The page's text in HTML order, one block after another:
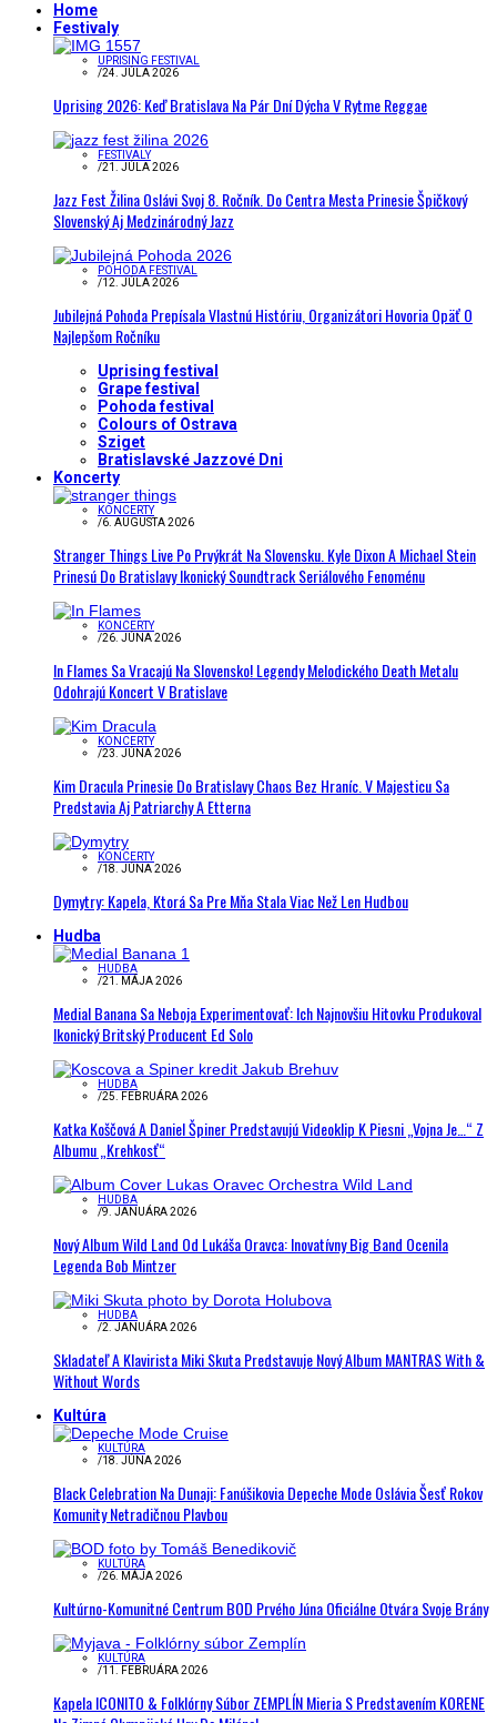
Home
Festivaly
UPRISING FESTIVAL
/24. JÚLA 2026
Uprising 2026: Keď Bratislava Na Pár Dní Dýcha V Rytme Reggae
FESTIVALY
/21. JÚLA 2026
Jazz Fest Žilina Oslávi Svoj 8. Ročník. Do Centra Mesta Prinesie Špičkový
Slovenský Aj Medzinárodný Jazz
POHODA FESTIVAL
/12. JÚLA 2026
Jubilejná Pohoda Prepísala Vlastnú Históriu, Organizátori Hovoria Opäť O
Najlepšom Ročníku
Uprising festival
Grape festival
Pohoda festival
Colours of Ostrava
Sziget
Bratislavské Jazzové Dni
Koncerty
KONCERTY
/6. AUGUSTA 2026
Stranger Things Live Po Prvýkrát Na Slovensku. Kyle Dixon A Michael Stein
Prinesú Do Bratislavy Ikonický Soundtrack Seriálového Fenoménu
KONCERTY
/26. JÚNA 2026
In Flames Sa Vracajú Na Slovensko! Legendy Melodického Death Metalu
Odohrajú Koncert V Bratislave
KONCERTY
/23. JÚNA 2026
Kim Dracula Prinesie Do Bratislavy Chaos Bez Hraníc. V Majesticu Sa
Predstavia Aj Patriarchy A Etterna
KONCERTY
/18. JÚNA 2026
Dymytry: Kapela, Ktorá Sa Pre Mňa Stala Viac Než Len Hudbou
Hudba
HUDBA
/21. MÁJA 2026
Medial Banana Sa Neboja Experimentovať: Ich Najnovšiu Hitovku Produkoval
Ikonický Britský Producent Ed Solo
HUDBA
/25. FEBRUÁRA 2026
Katka Koščová A Daniel Špiner Predstavujú Videoklip K Piesni „Vojna Je…“ Z
Albumu „Krehkosť“
HUDBA
/9. JANUÁRA 2026
Nový Album Wild Land Od Lukáša Oravca: Inovatívny Big Band Ocenila
Legenda Bob Mintzer
HUDBA
/2. JANUÁRA 2026
Skladateľ A Klavirista Miki Skuta Predstavuje Nový Album MANTRAS With &
Without Words
Kultúra
KULTÚRA
/18. JÚNA 2026
Black Celebration Na Dunaji: Fanúšikovia Depeche Mode Oslávia Šesť Rokov
Komunity Netradičnou Plavbou
KULTÚRA
/26. MÁJA 2026
Kultúrno-Komunitné Centrum BOD Prvého Júna Oficiálne Otvára Svoje Brány
KULTÚRA
/11. FEBRUÁRA 2026
Kapela ICONITO & Folklórny Súbor ZEMPLÍN Mieria S Predstavením KORENE